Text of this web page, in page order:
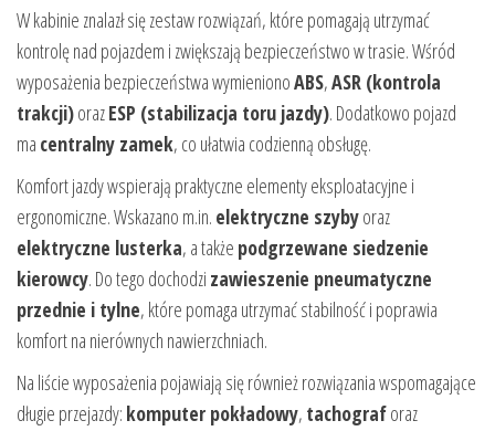
W kabinie znalazł się zestaw rozwiązań, które pomagają utrzymać
kontrolę nad pojazdem i zwiększają bezpieczeństwo w trasie. Wśród
wyposażenia bezpieczeństwa wymienionoABS,ASR (kontrola
trakcji)orazESP (stabilizacja toru jazdy). Dodatkowo pojazd
ma centralny zamek, co ułatwia codzienną obsługę.
Komfort jazdy wspierają praktyczne elementy eksploatacyjne i
ergonomiczne. Wskazano m.in. elektryczne szybyoraz
elektryczne lusterka, a także podgrzewane siedzenie
kierowcy. Do tego dochodzi zawieszenie pneumatyczne
przednie i tylne, które pomaga utrzymać stabilność i poprawia
komfort na nierównych nawierzchniach.
Na liście wyposażenia pojawiają się również rozwiązania wspomagające
długie przejazdy: komputer pokładowy, tachograforaz